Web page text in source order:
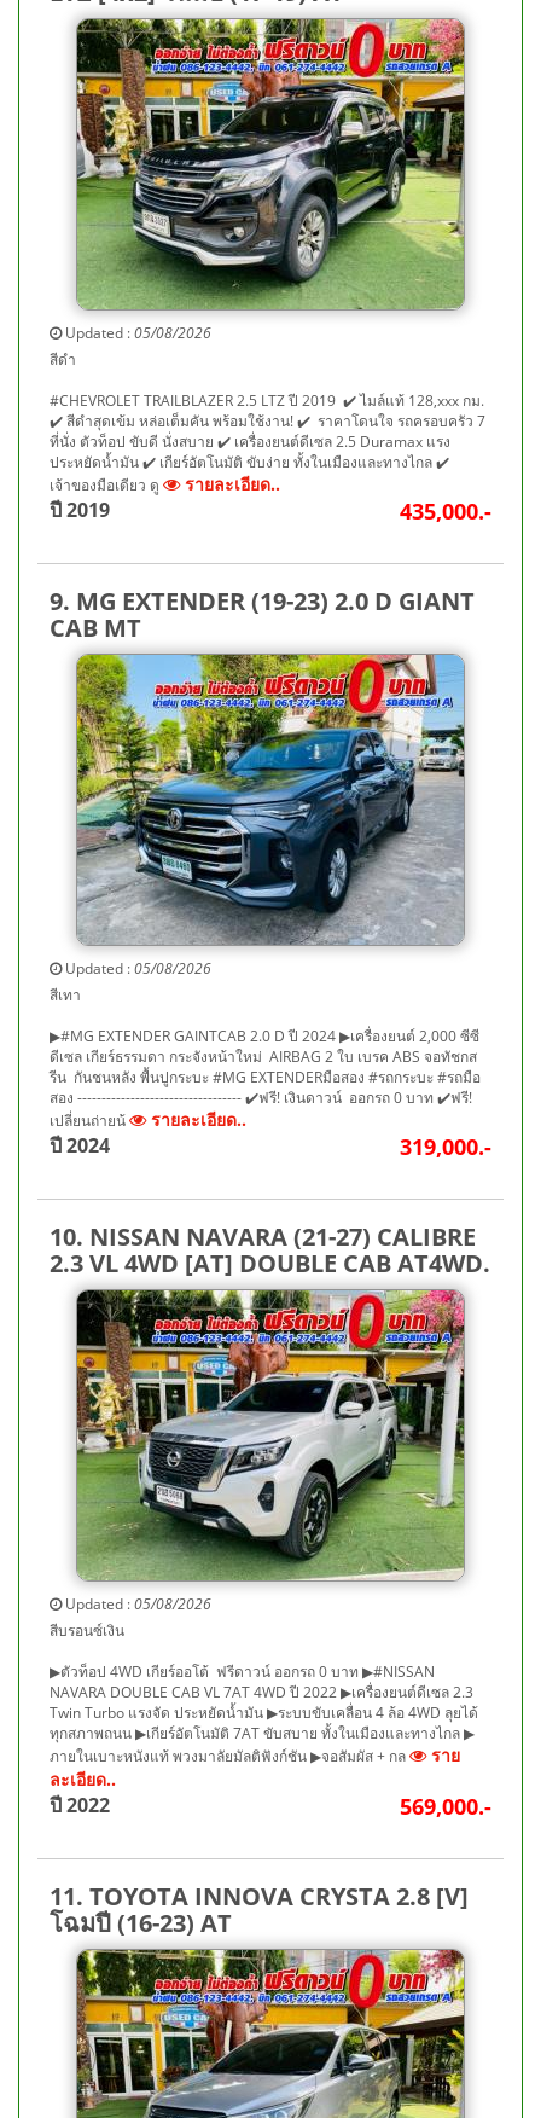
Updated :05/08/2026
สีดำ
#CHEVROLET TRAILBLAZER 2.5 LTZ ปี 2019 ✔️ ไมล์แท้ 128,xxx กม.
✔️ สีดำสุดเข้ม หล่อเต็มคัน พร้อมใช้งาน! ✔️ ราคาโดนใจ รถครอบครัว 7
ที่นั่ง ตัวท็อป ขับดี นั่งสบาย ✔️ เครื่องยนต์ดีเซล 2.5 Duramax แรง
ประหยัดน้ำมัน ✔️ เกียร์อัตโนมัติ ขับง่าย ทั้งในเมืองและทางไกล ✔️
เจ้าของมือเดียว ดู
รายละเอียด..
ปี 2019 435,000.-
9. MG EXTENDER (19-23) 2.0 D GIANT
CAB MT
Updated :05/08/2026
สีเทา
▶#MG EXTENDER GAINTCAB 2.0 D ปี 2024 ▶เครื่องยนต์ 2,000 ซีซี
ดีเซล เกียร์ธรรมดา กระจังหน้าใหม่ AIRBAG 2 ใบ เบรค ABS จอทัชกส
รีน กันชนหลัง พื้นปูกระบะ #MG EXTENDERมือสอง #รถกระบะ #รถมือ
สอง ---------------------------------- ✔️ฟรี! เงินดาวน์ ออกรถ 0 บาท ✔️ฟรี!
เปลี่ยนถ่ายน้
รายละเอียด..
ปี 2024 319,000.-
10. NISSAN NAVARA (21-27) CALIBRE
2.3 VL 4WD [AT] DOUBLE CAB AT4WD.
Updated :05/08/2026
สีบรอนซ์เงิน
▶ตัวท็อป 4WD เกียร์ออโต้ ฟรีดาวน์ ออกรถ 0 บาท ▶#NISSAN
NAVARA DOUBLE CAB VL 7AT 4WD ปี 2022 ▶เครื่องยนต์ดีเซล 2.3
Twin Turbo แรงจัด ประหยัดน้ำมัน ▶ระบบขับเคลื่อน 4 ล้อ 4WD ลุยได้
ทุกสภาพถนน ▶เกียร์อัตโนมัติ 7AT ขับสบาย ทั้งในเมืองและทางไกล ▶
ภายในเบาะหนังแท้ พวงมาลัยมัลติฟังก์ชัน ▶จอสัมผัส + กล
ราย
ละเอียด..
ปี 2022 569,000.-
11. TOYOTA INNOVA CRYSTA 2.8 [V]
โฉมปี (16-23) AT